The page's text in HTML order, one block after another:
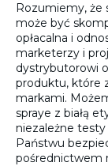
Rozumiemy, że
może być
opłacalna i
marketerzy i
dystrybutorowi
produktu, które
markami.
spraye z białą
niezależne
Państwu
pośrednictwem